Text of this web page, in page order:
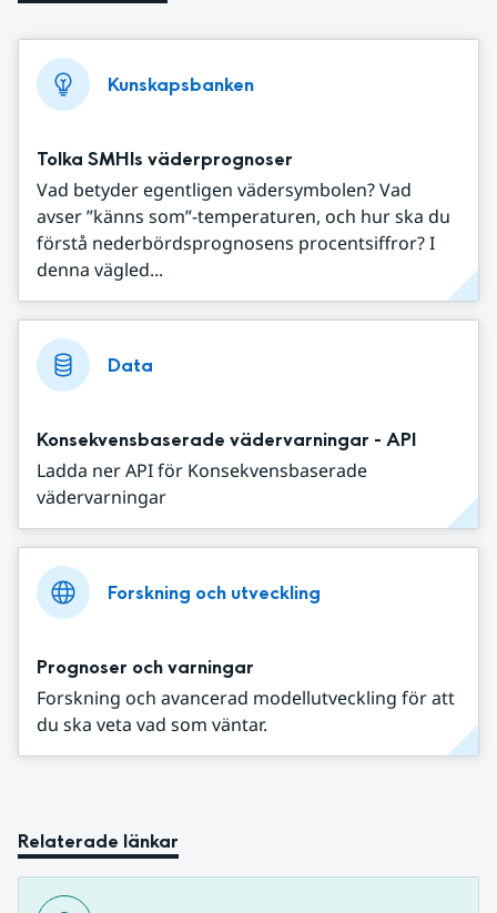
Kunskapsbanken
Tolka SMHIs väderprognoser
Vad betyder egentligen vädersymbolen? Vad
avser ”känns som”-temperaturen, och hur ska du
förstå nederbördsprognosens procentsiffror? I
denna vägled...
Data
Konsekvensbaserade vädervarningar - API
Ladda ner API för Konsekvensbaserade
vädervarningar
Forskning och utveckling
Prognoser och varningar
Forskning och avancerad modellutveckling för att
du ska veta vad som väntar.
Relaterade länkar